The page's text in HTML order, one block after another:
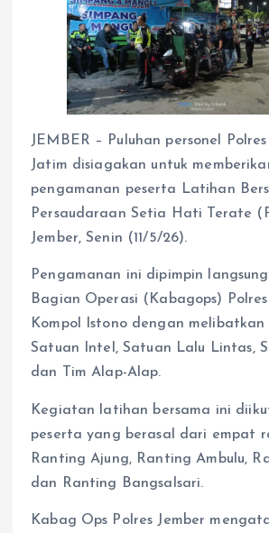
JEMBER – Puluhan personel
Jatim disiagakan untuk
pengamanan peserta Latihan
Persaudaraan Setia Hati Terate
Jember, Senin (11/5/26).
Pengamanan ini dipimpin
Bagian Operasi (Kabagops) Polres
Kompol Istono dengan melibatkan
Satuan Intel, Satuan Lalu Lintas,
dan Tim Alap-Alap.
Kegiatan latihan bersama ini
peserta yang berasal dari empat
Ranting Ajung, Ranting Ambulu,
dan Ranting Bangsalsari.
Kabag Ops Polres Jember